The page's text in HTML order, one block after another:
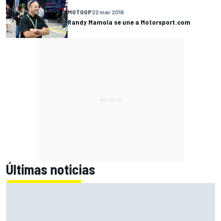
MOTOGP22 mar 2016
Randy Mamola se une a Motorsport.com
Últimas noticias